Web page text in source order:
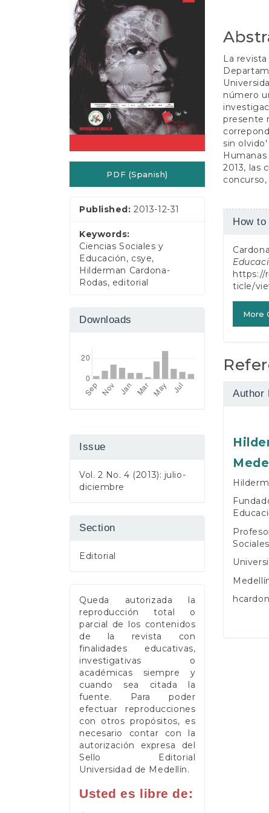
PDF (Spanish)
Published:2013-12-31
Keywords:
Ciencias Sociales y
Educación, csye,
Hilderman Cardona-
Rodas, editorial
Downloads
Issue
Vol. 2 No. 4 (2013): julio-
diciembre
Section
Editorial
Queda autorizada la
reproducción total o
parcial de los contenidos
de la revista con
finalidades educativas,
investigativas o
académicas siempre y
cuando sea citada la
fuente. Para poder
efectuar reproducciones
con otros propósitos, es
necesario contar con la
autorización expresa del
Sello Editorial
Universidad de Medellín.
Usted es libre de:
La revista
número
presente
sin
2013, las
Article
How
https://
ticle/
More
Author